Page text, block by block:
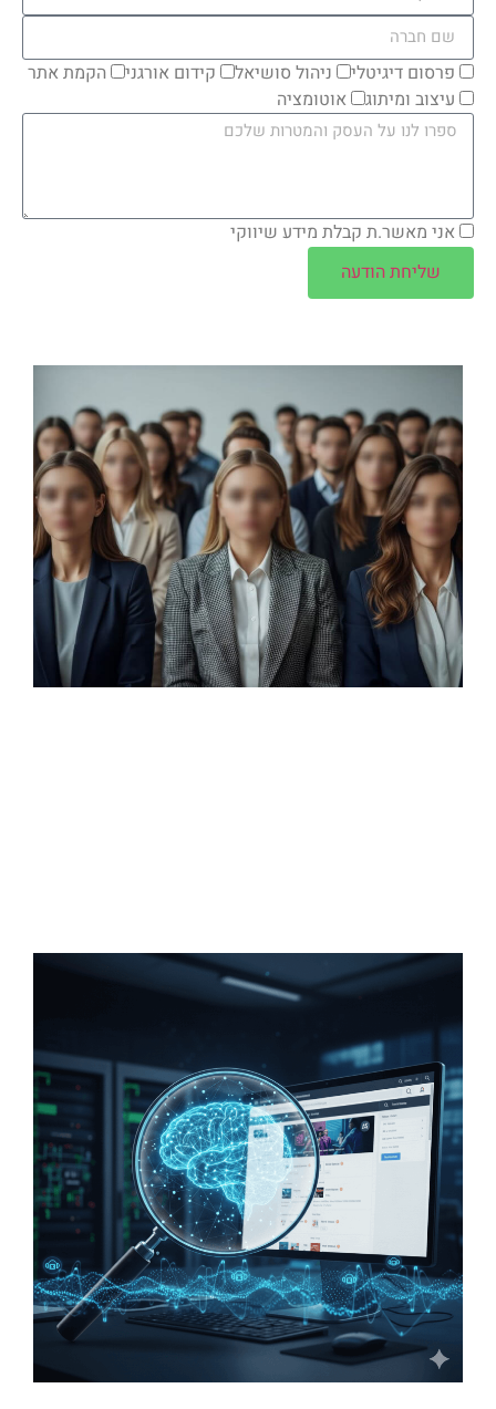
פרסום דיגיטלי ניהול סושיאל קידום אורגני
הקמת אתר
עיצוב ומיתוג
אוטומציה
אני מאשר.ת קבלת מידע שיווקי
שליחת הודעה